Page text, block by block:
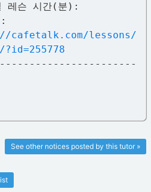
레슨 시간(분):
cafetalk.com/lessons/
See other notices posted by this tutor »